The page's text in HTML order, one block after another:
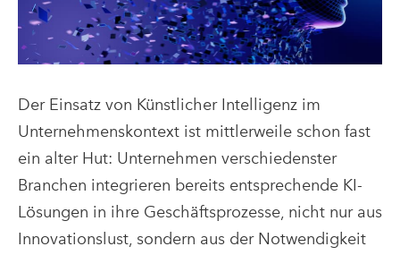
Der Einsatz von Künstlicher Intelligenz im
Unternehmenskontext ist mittlerweile schon fast
ein alter Hut: Unternehmen verschiedenster
Branchen integrieren bereits entsprechende KI-
Lösungen in ihre Geschäftsprozesse, nicht nur aus
Innovationslust, sondern aus der Notwendigkeit